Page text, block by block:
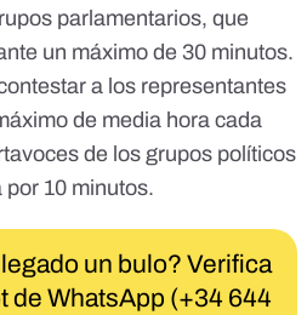
parlamentarios, que
un máximo de 30 minutos.
a los representantes
de media hora cada
de los grupos políticos
10 minutos.
un bulo? Verifica
de WhatsApp (+34 644